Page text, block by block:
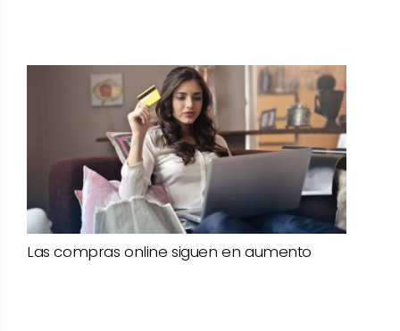
Las compras online siguen en aumento